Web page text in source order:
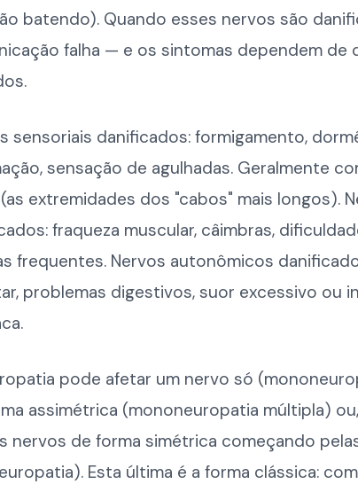
batendo). Quando esses nervos são
falha — e os sintomas dependem de
sensoriais danificados: formigamento,
sensação de agulhadas. Geralmente
extremidades dos "cabos" mais longos).
fraqueza muscular, câimbras,
frequentes. Nervos autonômicos
problemas digestivos, suor excessivo ou
pode afetar um nervo só
assimétrica (mononeuropatia múltipla)
nervos de forma simétrica começando
Esta última é a forma clássica: